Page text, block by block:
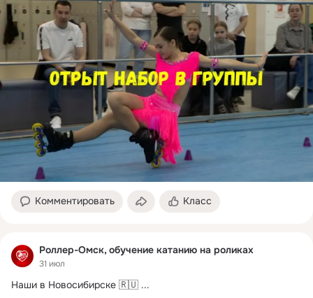
Комментировать Класс
Роллер-Омск, обучение катанию на роликах
31 июл
Наши в Новосибирске 🇷🇺 ...